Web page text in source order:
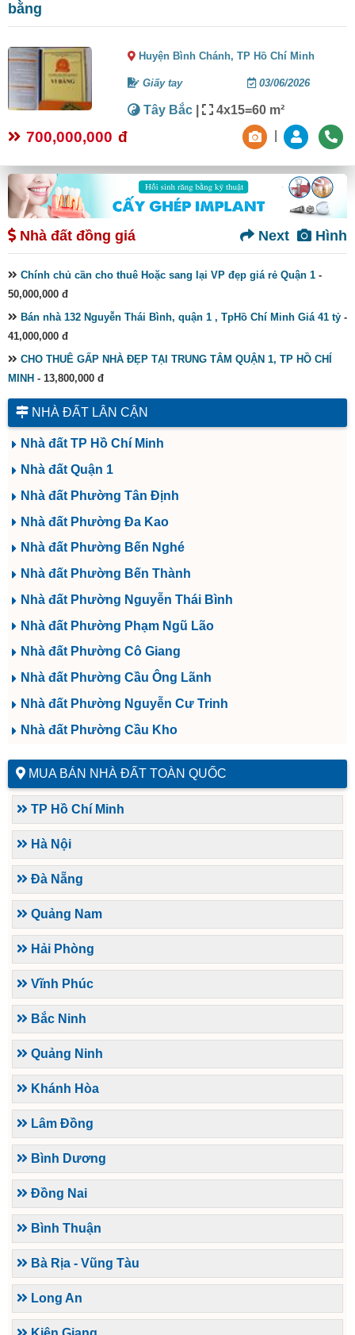
bằng
Huyện Bình Chánh,TP Hồ Chí Minh
Giấy tay 03/06/2026
Tây Bắc | 4x15=60 m²
700,000,000 đ
Nhà đất đồng giá Hình
Next
Chính chủ cần cho thuê Hoặc sang lại VP đẹp giá rẻ Quận 1 -
50,000,000 đ
Bán nhà 132 Nguyễn Thái Bình, quận 1 , TpHồ Chí Minh Giá 41 tỷ -
41,000,000 đ
CHO THUÊ GẤP NHÀ ĐẸP TẠI TRUNG TÂM QUẬN 1, TP HỒ CHÍ
MINH - 13,800,000 đ
NHÀ ĐẤT LÂN CẬN
Nhà đất TP Hồ Chí Minh
Nhà đất Quận 1
Nhà đất Phường Tân Định
Nhà đất Phường Đa Kao
Nhà đất Phường Bến Nghé
Nhà đất Phường Bến Thành
Nhà đất Phường Nguyễn Thái Bình
Nhà đất Phường Phạm Ngũ Lão
Nhà đất Phường Cô Giang
Nhà đất Phường Cầu Ông Lãnh
Nhà đất Phường Nguyễn Cư Trinh
Nhà đất Phường Cầu Kho
MUA BÁN NHÀ ĐẤT TOÀN QUỐC
TP Hồ Chí Minh
Hà Nội
Đà Nẵng
Quảng Nam
Hải Phòng
Vĩnh Phúc
Bắc Ninh
Quảng Ninh
Khánh Hòa
Lâm Đồng
Bình Dương
Đồng Nai
Bình Thuận
Bà Rịa - Vũng Tàu
Long An